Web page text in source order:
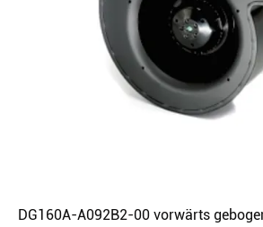
DG160A-A092B2-00 vorwärts